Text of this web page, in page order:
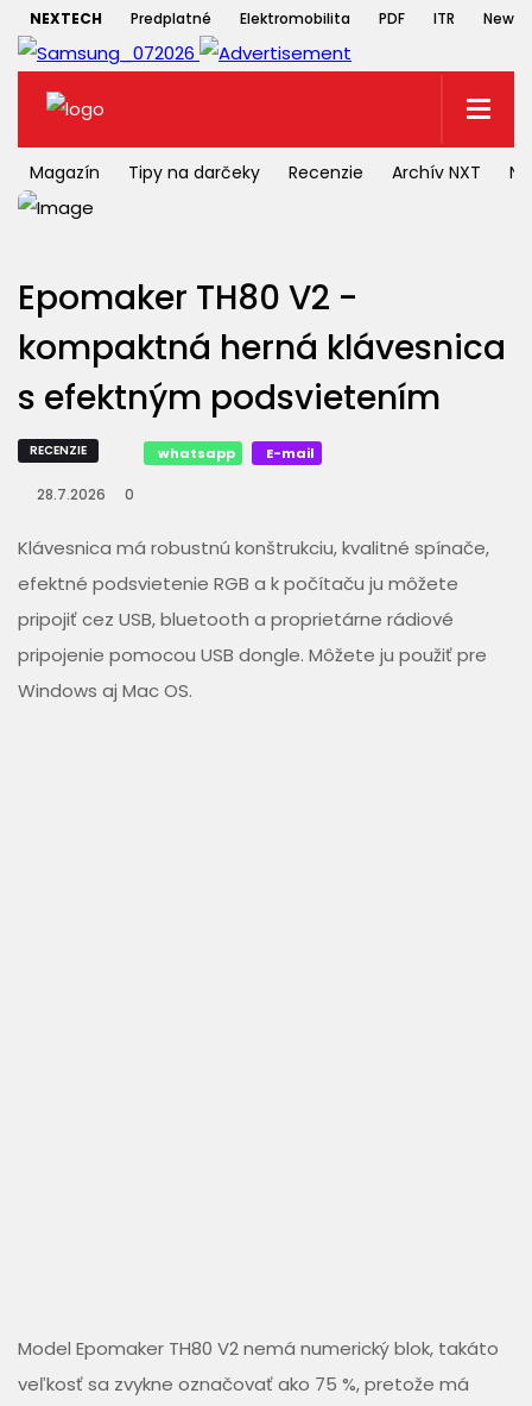
NEXTECH Predplatné Elektromobilita PDF ITR
Magazín Tipy na darčeky Recenzie Archív NXT
Epomaker TH80 V2 -
kompaktná herná klávesnica
s efektným podsvietením
RECENZIE whatsapp E-mail
28.7.2026 0
Klávesnica má robustnú konštrukciu, kvalitné spínače,
efektné podsvietenie RGB a k počítaču ju môžete
pripojiť cez USB, bluetooth a proprietárne rádiové
pripojenie pomocou USB dongle. Môžete ju použiť pre
Windows aj Mac OS.
Model Epomaker TH80 V2 nemá numerický blok, takáto
veľkosť sa zvykne označovať ako 75 %, pretože má